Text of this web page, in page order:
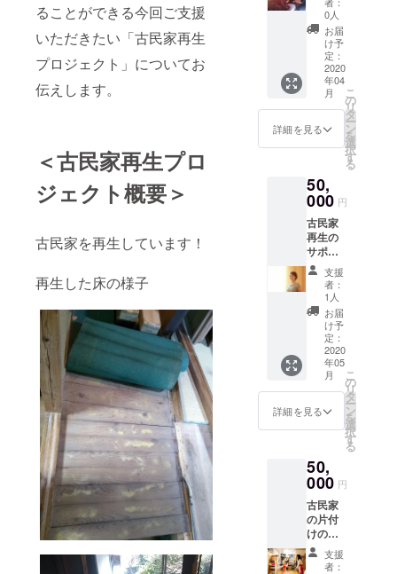
ることができる今回ご支援
いただきたい「古民家再生
プロジェクト」についてお
伝えします。
＜古民家再生プロ
ジェクト概要＞
古民家を再生しています！
再生した床の様子
指す。
2012年兵庫
県あしたの
まち・くら
し作り活動
賞」受賞
（あすの兵
庫を創る生
活運動協議
会）全国組
織からは振
興奨励賞受
2012年「人
間サイズの
まちづくり
賞」（兵庫
県知事賞）
2016年に山
や川や海や
田畑や森林
など多様な
談させ
ていた
だきま
す。 ※
中身に
関して
審査が
ありま
す。 ※
は別途
料金が
必要で
相談に
なりま
す。
ている
須増和
子さん
の オリ
エンタ
ルジャ
ムゥセ
ラピー
90分 詳
細：
https://
-
88.com/
content
s_53.ht
ml （基
本は大
阪の岸
和田で
すが、
市川の
古民家
しろめ
てでも
追加出
張料で
受けれ
ます）
家再生
の相談
農薬・
化学肥
料を
使って
いない
棚田米
0人
お届
け予
定：
2020
年04
月
詳細を見る
こ
の
リ
タ
ー
ン
を
選
択
す
る
50,
000 円
古民家
再生の
サポー
トをい
ただい
ている
はるか
さんの
特別鑑
定、片
付け
ズーム
サポー
ト （通
常6万円
が特別
万円）
❛あなた
の家の
風水鑑
定。あ
なたの
家の運
気が高
支援
者：
1人
お届
け予
定：
2020
年05
月
詳細を見る
こ
の
リ
タ
ー
ン
を
選
択
す
る
50,
000 円
古民家
の片付
けのサ
ポート
をいた
支援
者：